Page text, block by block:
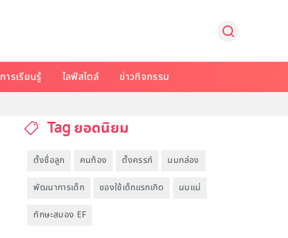
การเรียนรู้ ไลฟ์สไตล์ ข่าวกิจกรรม
Tag ยอดนิยม
ตั้งชื่อลูก คนท้อง ตั้งครรภ์ นมกล่อง
พัฒนาการเด็ก ของใช้เด็กแรกเกิด นมแม่
ทักษะสมอง EF